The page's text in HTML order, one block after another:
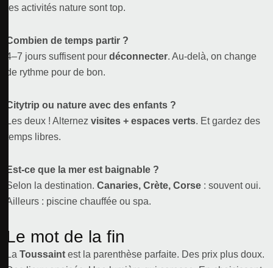
les activités nature sont top.
Combien de temps partir ?
4–7 jours suffisent pour déconnecter. Au-delà, on change
de rythme pour de bon.
Citytrip ou nature avec des enfants ?
Les deux ! Alternez visites + espaces verts. Et gardez des
temps libres.
Est-ce que la mer est baignable ?
Selon la destination. Canaries, Crète, Corse : souvent oui.
Ailleurs : piscine chauffée ou spa.
Le mot de la fin
La Toussaint est la parenthèse parfaite. Des prix plus doux.